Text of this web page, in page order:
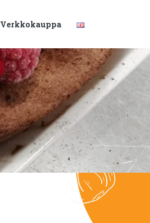
Verkkokauppa